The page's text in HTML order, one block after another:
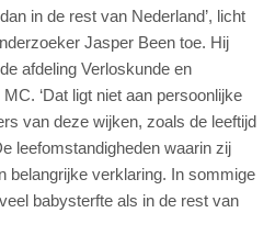
in de rest van Nederland’, licht
Jasper Been toe. Hij
afdeling Verloskunde en
‘Dat ligt niet aan persoonlijke
van deze wijken, zoals de leeftijd
leefomstandigheden waarin zij
belangrijke verklaring. In sommige
babysterfte als in de rest van